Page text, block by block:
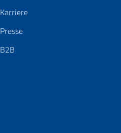
Karriere
Presse
B2B